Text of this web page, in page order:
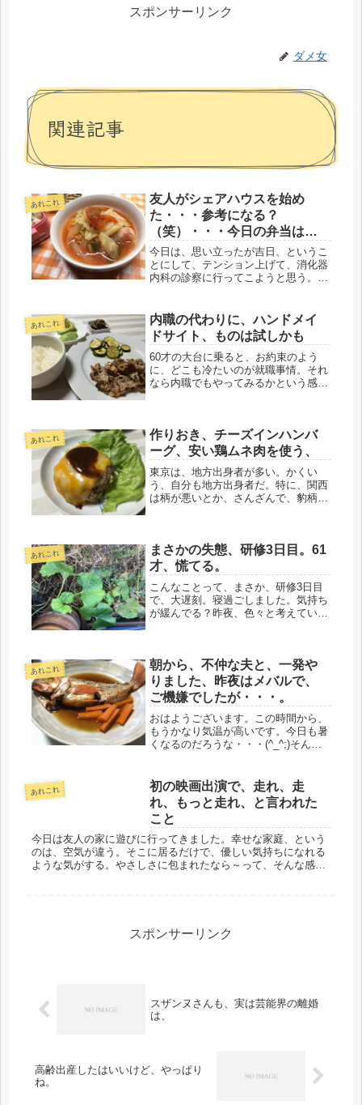
スポンサーリンク
ダメ女
関連記事
あれこれ
友人がシェアハウスを始め
た・・・参考になる？
（笑）・・・今日の弁当はう
すアゲ餃子
今日は、思い立ったが吉日、というこ
とにして、テンション上げて、消化器
内科の診察に行ってこようと思う。だ
今回は、昨日一日出勤で、飛び飛びシ
フトで今日休み、まだ身体は動くの
で、...
あれこれ
内職の代わりに、ハンドメイ
ドサイト、ものは試しかも
60才の大台に乗ると、お約束のよう
に、どこも冷たいのが就職事情。それ
なら内職でもやってみるかという感覚
いかも。若い頃に、やった時期があ
り、...
あれこれ
作りおき、チーズインハンバ
ーグ、安い鶏ムネ肉を使う、
東京は、地方出身者が多い。かくい
う、自分も地方出身者だ。特に、関西
は柄が悪いとか、さんざんで、豹柄の
柄、地元に帰っても、見たことない
し、変な...
あれこれ
まさかの失態、研修3日目。61
才、慌てる。
こんなことって、まさか、研修3日目
で、大遅刻。寝過ごしました。気持ち
が緩んでる？昨夜、色々と考えてい
が長かった。´д` ;朝、バスが出る時...
あれこれ
朝から、不仲な夫と、一発や
りました、昨夜はメバルで、
ご機嫌でしたが・・・。
おはようございます。この時間から、
もうかなり気温が高いです。今日も暑
くなるのだろうな・・・(^_^;)そんな
さんと打ち合せした、源泉の件、我が
家のような、極小企業は、半年ごと...
あれこれ
初の映画出演で、走れ、走
れ、もっと走れ、と言われた
こと
今日は友人の家に遊びに行ってきました。幸せな家庭、という
のは、空気が違う。そこに居るだけで、優しい気持ちになれる
ような気がする。やさしさに包まれたなら～って、そんな感
スポンサーリンク
スザンヌさんも、実は芸能界の離婚
は、
高齢出産したはいいけど、やっぱり
ね。